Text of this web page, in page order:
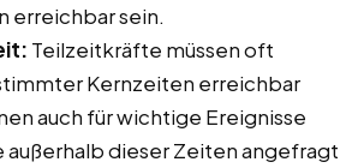
erreichbar sein.
Teilzeitkräfte müssen oft
Kernzeiten erreichbar
auch für wichtige Ereignisse
dieser Zeiten angefragt